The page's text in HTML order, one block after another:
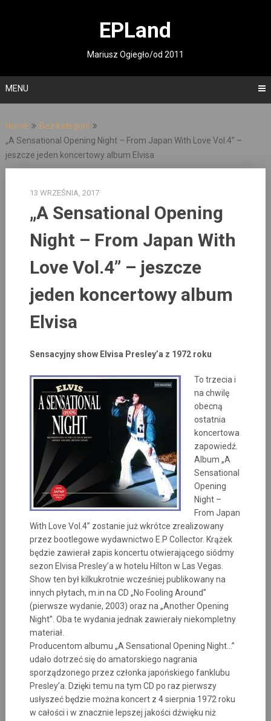
EPLand
Mariusz Ogiegło/od 2011
MENU
Home
Bez kategorii
„A Sensational Opening Night – From Japan With Love Vol.4” –
jeszcze jeden koncertowy album Elvisa
13 WRZEŚNIA, 2017
„A Sensational Opening
Night – From Japan With
Love Vol.4” – jeszcze
jeden koncertowy album
Elvisa
Sensacyjny show Elvisa Presley’a z 1972 roku
To trzecia i
na chwilę
obecną
ostatnia
koncertowa
zapowiedź.
Album „A
Sensational
Opening
Night –
From Japan
With Love Vol.4” zostanie już wkrótce zrealizowany
przez bootlegowe wydawnictwo E.P Collector. Krążek
będzie zawierał zapis koncertu otwierającego siódmy
sezon Elvisa Presley’a w hotelu Hilton w Las Vegas.
Show ten był kilkukrotnie wcześniej publikowany na
innych płytach, m.in na CD „No Fooling Around”
(pierwsze wydanie, 2003) oraz na „Another Opening
Night”. Oba te wydania jednak zawierały niekompletny
materiał.
Producentom albumu „A Sensational Opening Night…”
udało dotrzeć się do amatorskiego nagrania
sporządzonego przez członka japońskiego fanklubu
Presley’a. Dzięki temu na tym CD po raz pierwszy
usłyszeć będzie można koncert z 4 sierpnia 1972 roku
w całości i w znacznie lepszej jakości dźwięku niż